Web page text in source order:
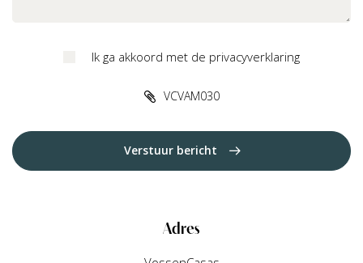
Ik ga akkoord met de privacyverklaring
VCVAM030
Verstuur bericht
Adres